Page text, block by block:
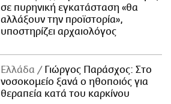
σε πυρηνική εγκατάσταση «θα
αλλάξουν την προϊστορία»,
υποστηρίζει αρχαιολόγος
Ελλάδα
Γιώργος Παράσχος: Στο
νοσοκομείο ξανά ο ηθοποιός για
θεραπεία κατά του καρκίνου